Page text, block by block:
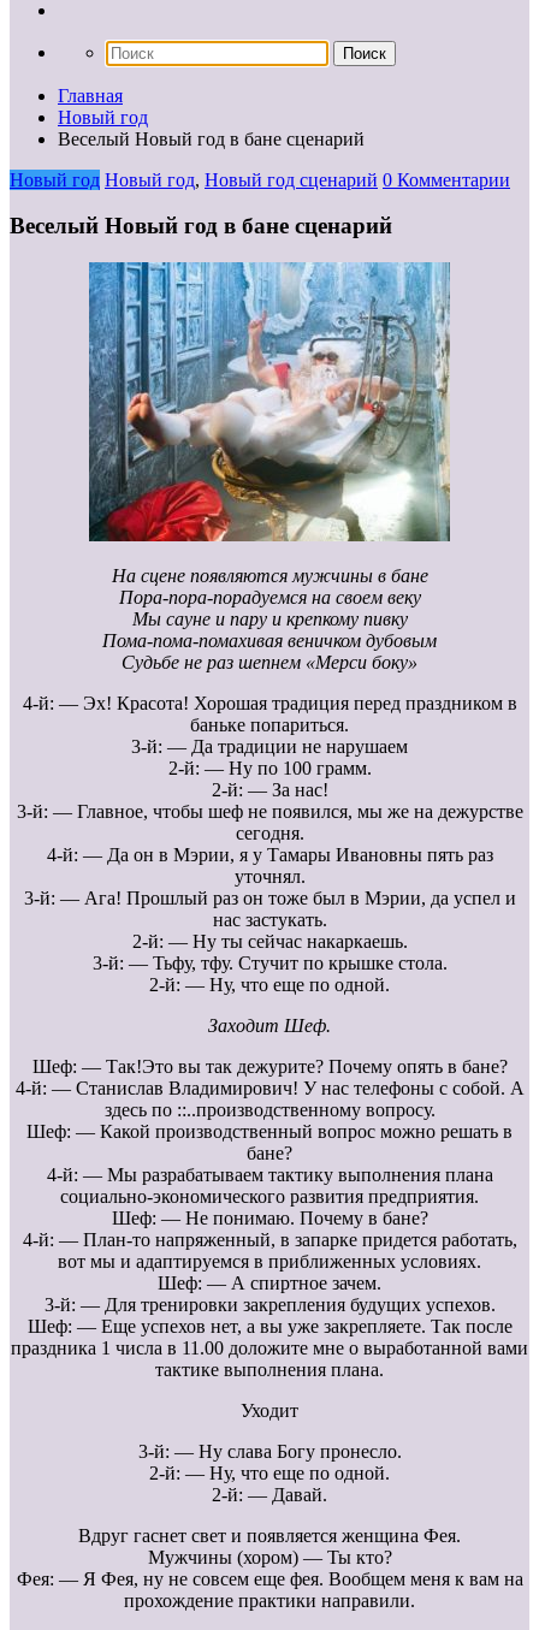
Главная
Новый год
Веселый Новый год в бане сценарий
Новый год Новый год, Новый год сценарий 0 Комментарии
Веселый Новый год в бане сценарий
На сцене появляются мужчины в бане
Пора-пора-порадуемся на своем веку
Мы сауне и пару и крепкому пивку
Пома-пома-помахивая веничком дубовым
Судьбе не раз шепнем «Мерси боку»
4-й: — Эх! Красота! Хорошая традиция перед праздником в
баньке попариться.
3-й: — Да традиции не нарушаем
2-й: — Ну по 100 грамм.
2-й: — За нас!
3-й: — Главное, чтобы шеф не появился, мы же на дежурстве
сегодня.
4-й: — Да он в Мэрии, я у Тамары Ивановны пять раз
уточнял.
3-й: — Ага! Прошлый раз он тоже был в Мэрии, да успел и
нас застукать.
2-й: — Ну ты сейчас накаркаешь.
3-й: — Тьфу, тфу. Стучит по крышке стола.
2-й: — Ну, что еще по одной.
Заходит Шеф.
Шеф: — Так!Это вы так дежурите? Почему опять в бане?
4-й: — Станислав Владимирович! У нас телефоны с собой. А
здесь по ::..производственному вопросу.
Шеф: — Какой производственный вопрос можно решать в
бане?
4-й: — Мы разрабатываем тактику выполнения плана
социально-экономического развития предприятия.
Шеф: — Не понимаю. Почему в бане?
4-й: — План-то напряженный, в запарке придется работать,
вот мы и адаптируемся в приближенных условиях.
Шеф: — А спиртное зачем.
3-й: — Для тренировки закрепления будущих успехов.
Шеф: — Еще успехов нет, а вы уже закрепляете. Так после
праздника 1 числа в 11.00 доложите мне о выработанной вами
тактике выполнения плана.
Уходит
3-й: — Ну слава Богу пронесло.
2-й: — Ну, что еще по одной.
2-й: — Давай.
Вдруг гаснет свет и появляется женщина Фея.
Мужчины (хором) — Ты кто?
Фея: — Я Фея, ну не совсем еще фея. Вообщем меня к вам на
прохождение практики направили.